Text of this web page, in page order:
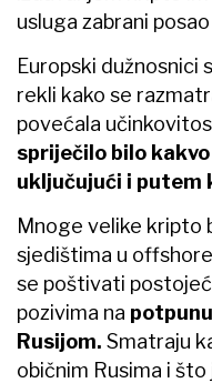
usluga zabrani
Europski dužnosnici
rekli kako se
povećala
spriječilo bilo
uključujući i putem
Mnoge velike kripto
sjedištima u
se poštivati
pozivima na
Rusijom. Smatraju
običnim Rusima i